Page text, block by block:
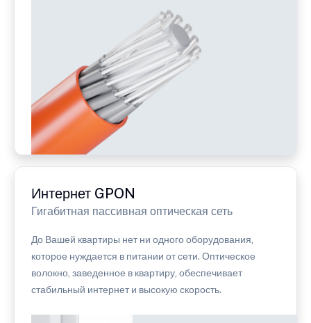
Интернет GPON
Гигабитная пассивная оптическая сеть
До Вашей квартиры нет ни одного оборудования,
которое нуждается в питании от сети. Оптическое
волокно, заведенное в квартиру, обеспечивает
стабильный интернет и высокую скорость.